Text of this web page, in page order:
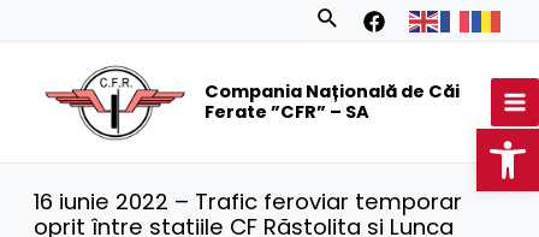
Search
Compania Națională de Căi
Ferate ”CFR” – SA
16 iunie 2022 – Trafic feroviar temporar
oprit între stațiile CF Răstolița și Lunca